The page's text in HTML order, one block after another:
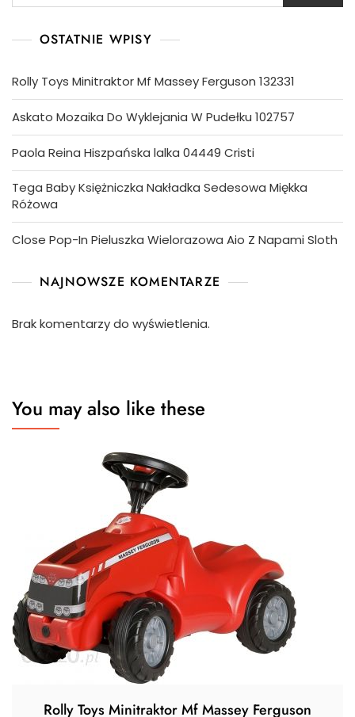
OSTATNIE WPISY
Rolly Toys Minitraktor Mf Massey Ferguson 132331
Askato Mozaika Do Wyklejania W Pudełku 102757
Paola Reina Hiszpańska lalka 04449 Cristi
Tega Baby Księżniczka Nakładka Sedesowa Miękka
Różowa
Close Pop-In Pieluszka Wielorazowa Aio Z Napami Sloth
NAJNOWSZE KOMENTARZE
Brak komentarzy do wyświetlenia.
You may also like these
Rolly Toys Minitraktor Mf Massey Ferguson